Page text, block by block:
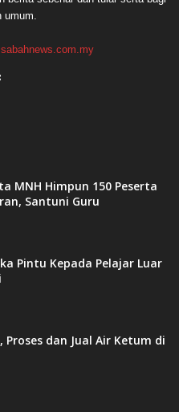
umum.
MNH Himpun 150 Peserta
Santuni Guru
Pintu Kepada Pelajar Luar
Proses dan Jual Air Ketum di